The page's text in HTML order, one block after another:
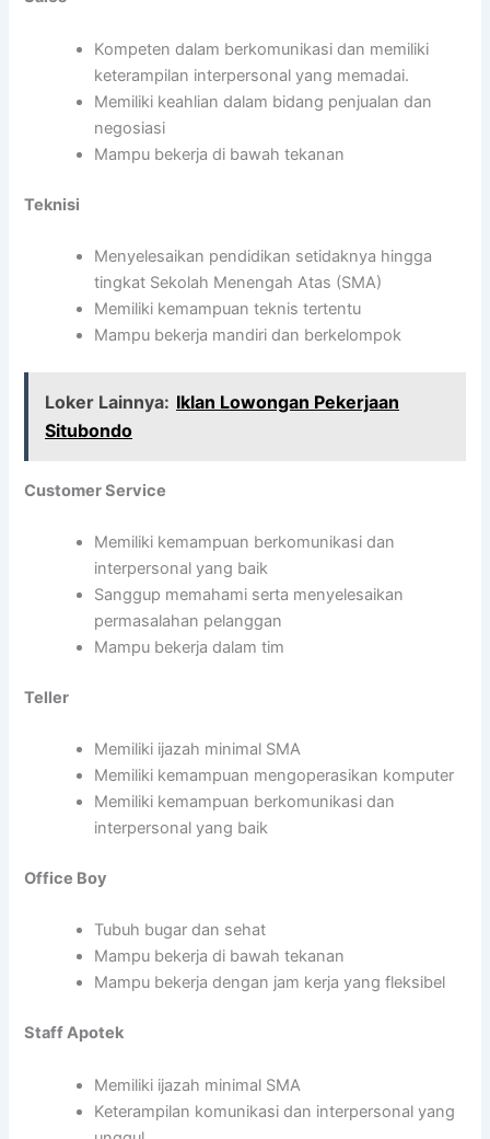
Kompeten dalam berkomunikasi dan memiliki
keterampilan interpersonal yang memadai.
Memiliki keahlian dalam bidang penjualan dan
negosiasi
Mampu bekerja di bawah tekanan
Teknisi
Menyelesaikan pendidikan setidaknya hingga
tingkat Sekolah Menengah Atas (SMA)
Memiliki kemampuan teknis tertentu
Mampu bekerja mandiri dan berkelompok
Loker Lainnya: Iklan Lowongan Pekerjaan
Situbondo
Customer Service
Memiliki kemampuan berkomunikasi dan
interpersonal yang baik
Sanggup memahami serta menyelesaikan
permasalahan pelanggan
Mampu bekerja dalam tim
Teller
Memiliki ijazah minimal SMA
Memiliki kemampuan mengoperasikan komputer
Memiliki kemampuan berkomunikasi dan
interpersonal yang baik
Office Boy
Tubuh bugar dan sehat
Mampu bekerja di bawah tekanan
Mampu bekerja dengan jam kerja yang fleksibel
Staff Apotek
Memiliki ijazah minimal SMA
Keterampilan komunikasi dan interpersonal yang